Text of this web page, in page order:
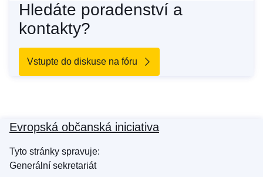
Hledáte poradenství a
kontakty?
Vstupte do diskuse na fóru
Evropská občanská iniciativa
Tyto stránky spravuje:
Generální sekretariát